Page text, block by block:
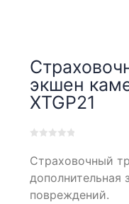
экшен
XTGP21
out
based
on
Страховочный
дополнительная
повреждений.